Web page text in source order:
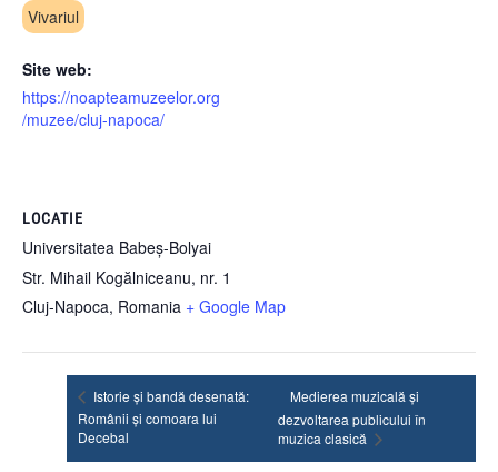
Vivariul
Site web:
https://noapteamuzeelor.org
/muzee/cluj-napoca/
LOCATIE
Universitatea Babeș-Bolyai
Str. Mihail Kogălniceanu, nr. 1
Cluj-Napoca, Romania + Google Map
Istorie și bandă desenată:
Românii și comoara lui
Decebal
Medierea muzicală și
dezvoltarea publicului în
muzica clasică